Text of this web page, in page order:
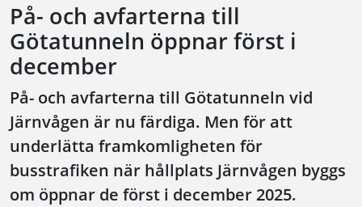
På- och avfarterna till
Götatunneln öppnar först i
december
På- och avfarterna till Götatunneln vid
Järnvågen är nu färdiga. Men för att
underlätta framkomligheten för
busstrafiken när hållplats Järnvågen byggs
om öppnar de först i december 2025.